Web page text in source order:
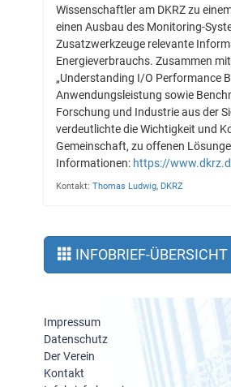
Wissenschaftler am DKRZ zu
einen Ausbau des Monitoring-
Zusatzwerkzeuge relevante
Energieverbrauchs. Zusammen
„Understanding I/O Performance
Anwendungsleistung sowie
Forschung und Industrie aus der
verdeutlichte die Wichtigkeit und
Gemeinschaft, zu offenen
Informationen: https://
Kontakt: Thomas Ludwig DKRZ
INFOBRIEF-ÜBERSICHT
Impressum
Datenschutz
Der Verein
Kontakt